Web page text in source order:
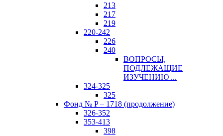
213
217
219
220-242
226
240
ВОПРОСЫ,
ПОДЛЕЖАЩИЕ
ИЗУЧЕНИЮ ...
324-325
325
Фонд № P – 1718 (продолжение)
326-352
353-413
398